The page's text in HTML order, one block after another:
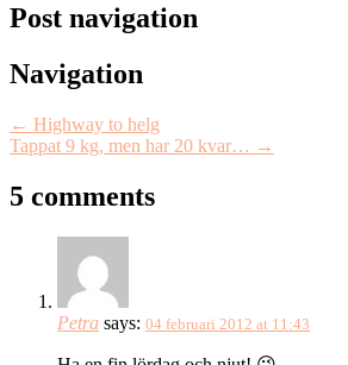
Post navigation
Navigation
← Highway to helg
Tappat 9 kg, men har 20 kvar… →
5 comments
Petra says: 04 februari 2012 at 11:43